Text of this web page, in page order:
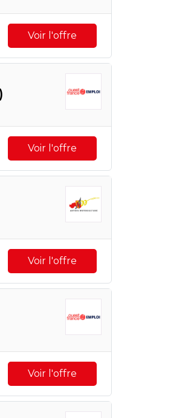
Voir l'offre
Voir l'offre
Voir l'offre
Voir l'offre